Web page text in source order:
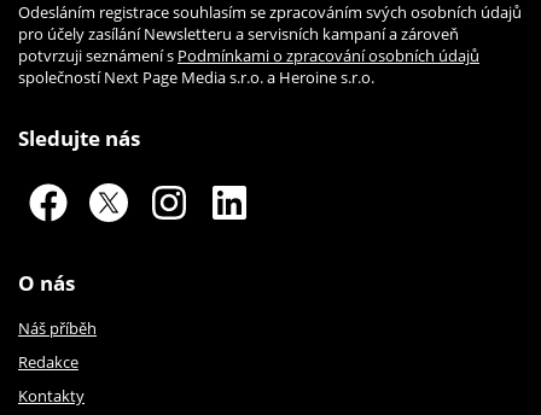
Odesláním registrace souhlasím se zpracováním svých osobních údajů
pro účely zasílání Newsletteru a servisních kampaní a zároveň
potvrzuji seznámení s Podmínkami o zpracování osobních údajů
společností Next Page Media s.r.o. a Heroine s.r.o.
Sledujte nás
O nás
Náš příběh
Redakce
Kontakty